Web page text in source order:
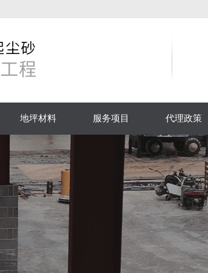
地坪材料 服务项目 代理政策